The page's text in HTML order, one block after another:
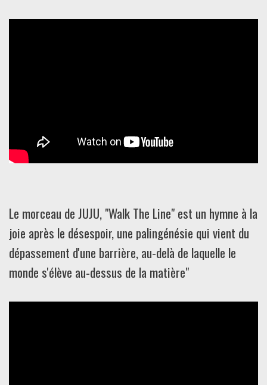
Le morceau de JUJU, "Walk The Line" est un hymne à la
joie après le désespoir, une palingénésie qui vient du
dépassement d'une barrière, au-delà de laquelle le
monde s'élève au-dessus de la matière"